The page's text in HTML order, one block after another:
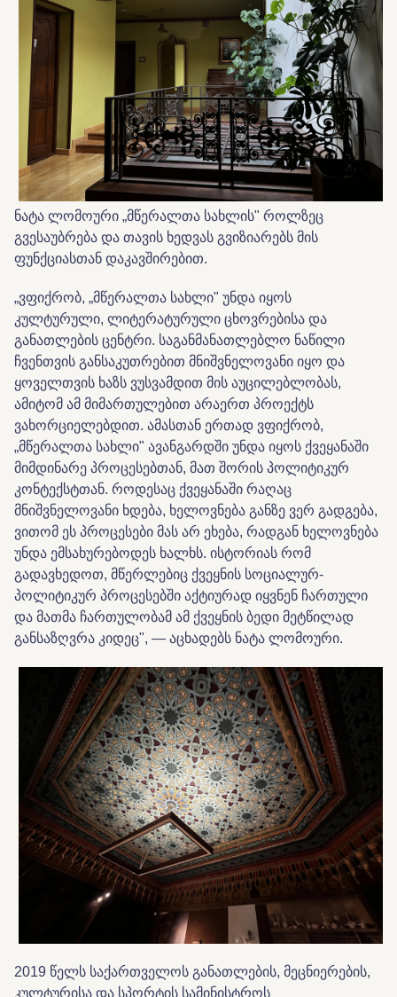
ნატა ლომოური „მწერალთა სახლის" როლზეც
გვესაუბრება და თავის ხედვას გვიზიარებს მის
ფუნქციასთან დაკავშირებით.
„ვფიქრობ, „მწერალთა სახლი" უნდა იყოს
კულტურული, ლიტერატურული ცხოვრებისა და
განათლების ცენტრი. საგანმანათლებლო ნაწილი
ჩვენთვის განსაკუთრებით მნიშვნელოვანი იყო და
ყოველთვის ხაზს ვუსვამდით მის აუცილებლობას,
ამიტომ ამ მიმართულებით არაერთ პროექტს
ვახორციელებდით. ამასთან ერთად ვფიქრობ,
„მწერალთა სახლი" ავანგარდში უნდა იყოს ქვეყანაში
მიმდინარე პროცესებთან, მათ შორის პოლიტიკურ
კონტექსტთან. როდესაც ქვეყანაში რაღაც
მნიშვნელოვანი ხდება, ხელოვნება განზე ვერ გადგება,
ვითომ ეს პროცესები მას არ ეხება, რადგან ხელოვნება
უნდა ემსახურებოდეს ხალხს. ისტორიას რომ
გადავხედოთ, მწერლებიც ქვეყნის სოციალურ-
პოლიტიკურ პროცესებში აქტიურად იყვნენ ჩართული
და მათმა ჩართულობამ ამ ქვეყნის ბედი მეტწილად
განსაზღვრა კიდეც", — აცხადებს ნატა ლომოური.
2019 წელს საქართველოს განათლების, მეცნიერების,
კულტურისა და სპორტის სამინისტროს